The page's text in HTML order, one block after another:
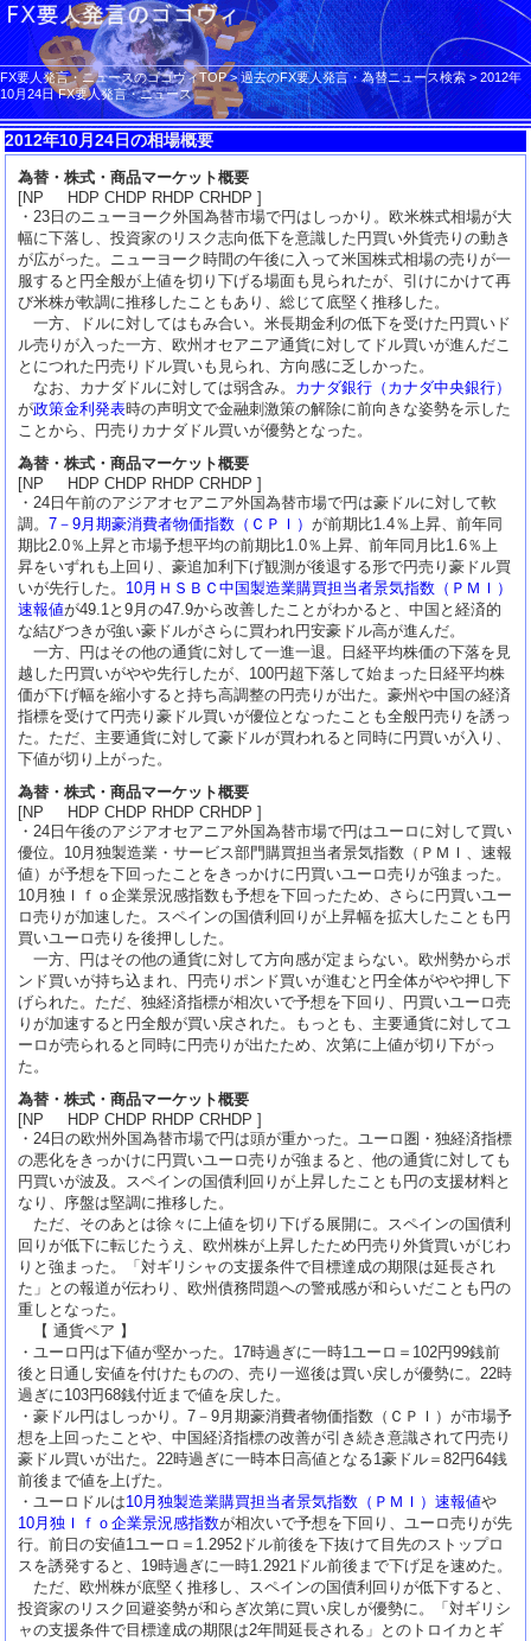
FX要人発言・ニュースのゴゴヴィTOP>過去のFX要人発言・為替ニュース検索 > 2012年
10月24日 FX要人発言・ニュース
2012年10月24日の相場概要
為替・株式・商品マーケット概要
[NP HDP CHDP RHDP CRHDP ]
・23日のニューヨーク外国為替市場で円はしっかり。欧米株式相場が大
幅に下落し、投資家のリスク志向低下を意識した円買い外貨売りの動き
が広がった。ニューヨーク時間の午後に入って米国株式相場の売りが一
服すると円全般が上値を切り下げる場面も見られたが、引けにかけて再
び米株が軟調に推移したこともあり、総じて底堅く推移した。
一方、ドルに対してはもみ合い。米長期金利の低下を受けた円買いド
ル売りが入った一方、欧州オセアニア通貨に対してドル買いが進んだこ
とにつれた円売りドル買いも見られ、方向感に乏しかった。
なお、カナダドルに対しては弱含み。 カナダ銀行（カナダ中央銀行）
が政策金利発表時の声明文で金融刺激策の解除に前向きな姿勢を示した
ことから、円売りカナダドル買いが優勢となった。
為替・株式・商品マーケット概要
[NP HDP CHDP RHDP CRHDP ]
・24日午前のアジアオセアニア外国為替市場で円は豪ドルに対して軟
調。7－9月期豪消費者物価指数（ＣＰＩ）が前期比1.4％上昇、前年同
期比2.0％上昇と市場予想平均の前期比1.0％上昇、前年同月比1.6％上
昇をいずれも上回り、豪追加利下げ観測が後退する形で円売り豪ドル買
いが先行した。 10月ＨＳＢＣ中国製造業購買担当者景気指数（ＰＭＩ）
速報値が49.1と9月の47.9から改善したことがわかると、中国と経済的
な結びつきが強い豪ドルがさらに買われ円安豪ドル高が進んだ。
一方、円はその他の通貨に対して一進一退。日経平均株価の下落を見
越した円買いがやや先行したが、100円超下落して始まった日経平均株
価が下げ幅を縮小すると持ち高調整の円売りが出た。豪州や中国の経済
指標を受けて円売り豪ドル買いが優位となったことも全般円売りを誘っ
た。ただ、主要通貨に対して豪ドルが買われると同時に円買いが入り、
下値が切り上がった。
為替・株式・商品マーケット概要
[NP HDP CHDP RHDP CRHDP ]
・24日午後のアジアオセアニア外国為替市場で円はユーロに対して買い
優位。10月独製造業・サービス部門購買担当者景気指数（ＰＭＩ、速報
値）が予想を下回ったことをきっかけに円買いユーロ売りが強まった。
10月独Ｉｆｏ企業景況感指数も予想を下回ったため、さらに円買いユー
ロ売りが加速した。スペインの国債利回りが上昇幅を拡大したことも円
買いユーロ売りを後押しした。
一方、円はその他の通貨に対して方向感が定まらない。欧州勢からポ
ンド買いが持ち込まれ、円売りポンド買いが進むと円全体がやや押し下
げられた。ただ、独経済指標が相次いで予想を下回り、円買いユーロ売
りが加速すると円全般が買い戻された。もっとも、主要通貨に対してユ
ーロが売られると同時に円売りが出たため、次第に上値が切り下がっ
た。
為替・株式・商品マーケット概要
[NP HDP CHDP RHDP CRHDP ]
・24日の欧州外国為替市場で円は頭が重かった。ユーロ圏・独経済指標
の悪化をきっかけに円買いユーロ売りが強まると、他の通貨に対しても
円買いが波及。スペインの国債利回りが上昇したことも円の支援材料と
なり、序盤は堅調に推移した。
ただ、そのあとは徐々に上値を切り下げる展開に。スペインの国債利
回りが低下に転じたうえ、欧州株が上昇したため円売り外貨買いがじわ
りと強まった。「対ギリシャの支援条件で目標達成の期限は延長され
た」との報道が伝わり、欧州債務問題への警戒感が和らいだことも円の
重しとなった。
【 通貨ペア 】
・ユーロ円は下値が堅かった。17時過ぎに一時1ユーロ＝102円99銭前
後と日通し安値を付けたものの、売り一巡後は買い戻しが優勢に。22時
過ぎに103円68銭付近まで値を戻した。
・豪ドル円はしっかり。7－9月期豪消費者物価指数（ＣＰＩ）が市場予
想を上回ったことや、中国経済指標の改善が引き続き意識されて円売り
豪ドル買いが出た。22時過ぎに一時本日高値となる1豪ドル＝82円64銭
前後まで値を上げた。
・ユーロドルは10月独製造業購買担当者景気指数（ＰＭＩ）速報値や
10月独Ｉｆｏ企業景況感指数が相次いで予想を下回り、ユーロ売りが先
行。前日の安値1ユーロ＝1.2952ドル前後を下抜けて目先のストップロ
スを誘発すると、19時過ぎに一時1.2921ドル前後まで下げ足を速めた。
ただ、欧州株が底堅く推移し、スペインの国債利回りが低下すると、
投資家のリスク回避姿勢が和らぎ次第に買い戻しが優勢に。「対ギリシ
ャの支援条件で目標達成の期限は2年間延長される」とのトロイカとギ